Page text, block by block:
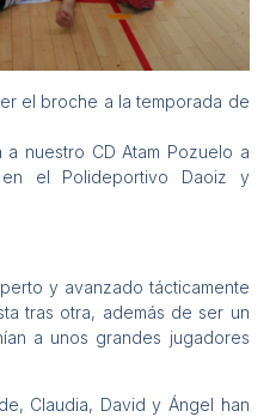
el broche a la temporada de
a nuestro CD Atam Pozuelo a
el Polideportivo Daoiz y
y avanzado tácticamente
tras otra, además de ser un
a unos grandes jugadores
Claudia, David y Ángel han